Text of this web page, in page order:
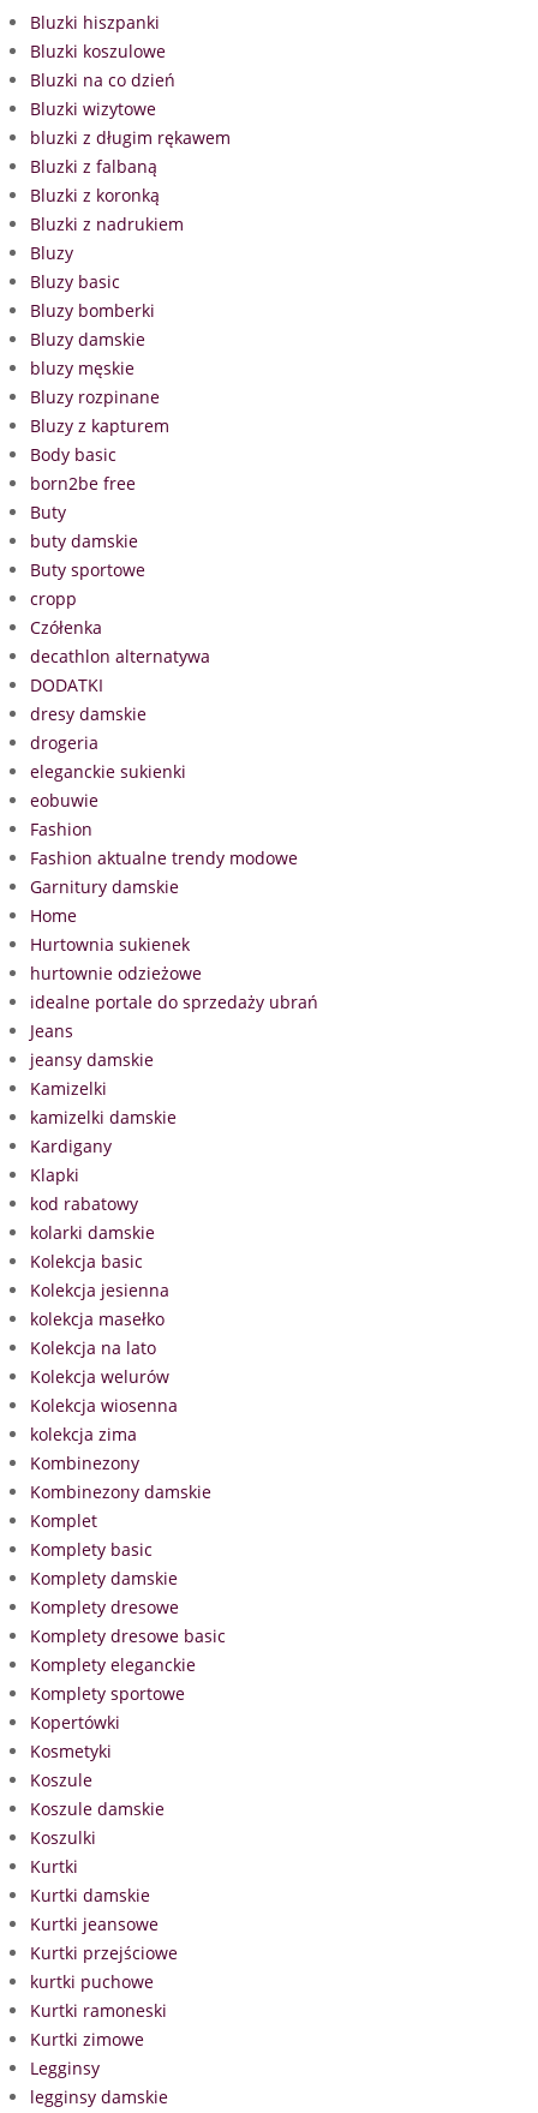
Bluzki hiszpanki
Bluzki koszulowe
Bluzki na co dzień
Bluzki wizytowe
bluzki z długim rękawem
Bluzki z falbaną
Bluzki z koronką
Bluzki z nadrukiem
Bluzy
Bluzy basic
Bluzy bomberki
Bluzy damskie
bluzy męskie
Bluzy rozpinane
Bluzy z kapturem
Body basic
born2be free
Buty
buty damskie
Buty sportowe
cropp
Czółenka
decathlon alternatywa
DODATKI
dresy damskie
drogeria
eleganckie sukienki
eobuwie
Fashion
Fashion aktualne trendy modowe
Garnitury damskie
Home
Hurtownia sukienek
hurtownie odzieżowe
idealne portale do sprzedaży ubrań
Jeans
jeansy damskie
Kamizelki
kamizelki damskie
Kardigany
Klapki
kod rabatowy
kolarki damskie
Kolekcja basic
Kolekcja jesienna
kolekcja masełko
Kolekcja na lato
Kolekcja welurów
Kolekcja wiosenna
kolekcja zima
Kombinezony
Kombinezony damskie
Komplet
Komplety basic
Komplety damskie
Komplety dresowe
Komplety dresowe basic
Komplety eleganckie
Komplety sportowe
Kopertówki
Kosmetyki
Koszule
Koszule damskie
Koszulki
Kurtki
Kurtki damskie
Kurtki jeansowe
Kurtki przejściowe
kurtki puchowe
Kurtki ramoneski
Kurtki zimowe
Legginsy
legginsy damskie